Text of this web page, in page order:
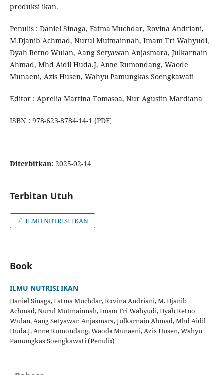
produksi ikan.
Penulis : Daniel Sinaga, Fatma Muchdar, Rovina Andriani,
M.Djanib Achmad, Nurul Mutmainnah, Imam Tri Wahyudi,
Dyah Retno Wulan, Aang Setyawan Anjasmara, Julkarnain
Ahmad, Mhd Aidil Huda.J, Anne Rumondang, Waode
Munaeni, Azis Husen, Wahyu Pamungkas Soengkawati
Editor : Aprelia Martina Tomasoa, Nur Agustin Mardiana
ISBN : 978-623-8784-14-1 (PDF)
Diterbitkan: 2025-02-14
Terbitan Utuh
ILMU NUTRISI IKAN
Book
ILMU NUTRISI IKAN
Daniel Sinaga, Fatma Muchdar, Rovina Andriani, M. Djanib
Achmad, Nurul Mutmainnah, Imam Tri Wahyudi, Dyah Retno
Wulan, Aang Setyawan Anjasmara, Julkarnain Ahmad, Mhd Aidil
Huda.J, Anne Rumondang, Waode Munaeni, Azis Husen, Wahyu
Pamungkas Soengkawati (Penulis)